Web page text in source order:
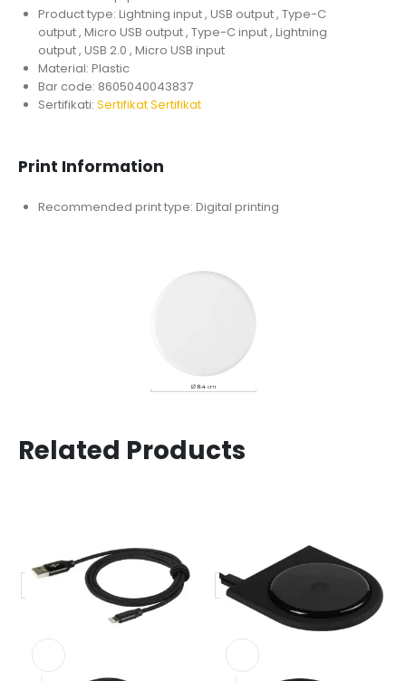
Product type: Lightning input , USB output , Type-C
output , Micro USB output , Type-C input , Lightning
output , USB 2.0 , Micro USB input
Material: Plastic
Bar code: 8605040043837
Sertifikati:SertifikatSertifikat
Print Information
Recommended print type: Digital printing
Related Products